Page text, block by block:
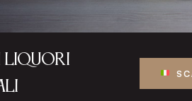
liquori